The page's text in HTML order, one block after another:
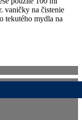
vaničky na čistenie
tekutého mydla na